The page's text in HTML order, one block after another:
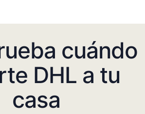
cuándo
DHL a tu
casa